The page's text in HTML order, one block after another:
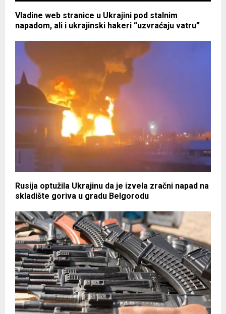
Vladine web stranice u Ukrajini pod stalnim
napadom, ali i ukrajinski hakeri “uzvraćaju vatru”
Rusija optužila Ukrajinu da je izvela zračni napad na
skladište goriva u gradu Belgorodu